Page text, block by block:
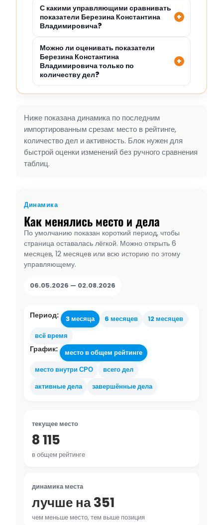
С какими управляющими сравнивать
показатели Березина Константина
Владимировича?
Можно ли оценивать показатели
Березина Константина
Владимировича только по
количеству дел?
Ниже показана динамика по последним
импортированным срезам: место в рейтинге,
количество дел и активность. Блок нужен для
быстрой оценки изменений без ручного сравнения
таблиц.
Динамика
Как менялись место и дела
По умолчанию показан короткий период, чтобы
страница оставалась лёгкой. Можно открыть 6
месяцев, 12 месяцев или всю историю по этому
управляющему.
06.05.2026 — 02.08.2026
Период: 3 месяца 6 месяцев
12 месяцев
всё время
График:
место в общем рейтинге
место внутри СРО
всего дел
активные дела
завершённые дела
текущее место
8 115
в общем рейтинге
динамика места
лучше на 351
чем меньше место, тем выше позиция